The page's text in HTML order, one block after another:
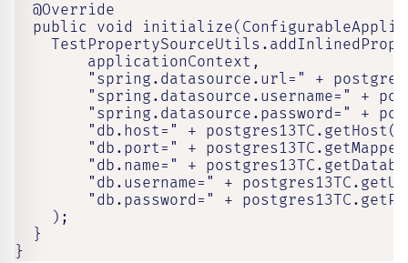
  @Override
public void
        applicationContext,
"spring.datasource.url=" +
"spring.datasource.username=" +
"spring.datasource.password=" +
"db.host=" +
"db.port=" +
"db.name=" +
"db.username=" +
"db.password=" +
    );
  }
}